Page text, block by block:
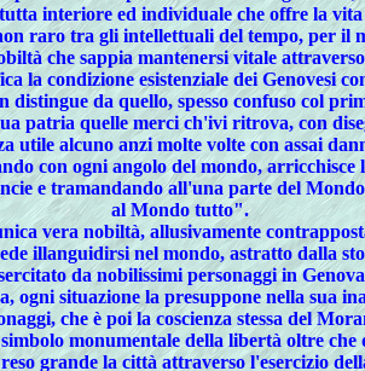
interiore ed individuale che offre la vita
raro tra gli intellettuali del tempo, per
che sappia mantenersi vitale
condizione esistenziale dei Genovesi
distingue da quello, spesso confuso col
patria quelle merci ch'ivi ritrova, con
utile alcuno anzi molte volte con assai
con ogni angolo del mondo,
e tramandando all'una parte del
al Mondo tutto".
vera nobiltà, allusivamente
illanguidirsi nel mondo, astratto dalla
da nobilissimi personaggi in
situazione la presuppone nella sua
che è poi la coscienza stessa del
monumentale della libertà oltre che
grande la città attraverso l'esercizio